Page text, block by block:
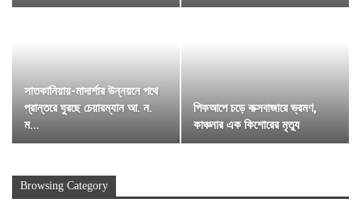
সাতকানিয়ায়-মাদার্শার উন্নয়নে পথে
প্রান্তরে ঘুরছে চেয়ারম্যান আ. ন.
ম…
পিকআপে চড়ে কক্সবাজারে ভ্রমণ,
কাঞ্চনার এক কিশোরের মৃত্যু
Browsing Category